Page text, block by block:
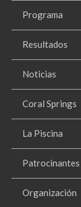
Programa
Resultados
Noticias
Coral Springs
La Piscina
Patrocinantes
Organización